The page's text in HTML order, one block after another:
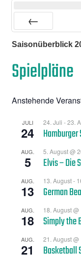
Saisonüberblick
Spielpläne
Anstehende
JULI
24
24. Juli -23.
AUG.
5
5. August @
Elvis – Die
AUG.
13
13. August-
German
AUG.
18
18. August @
Simply the
AUG.
21
21. August @
Basketball